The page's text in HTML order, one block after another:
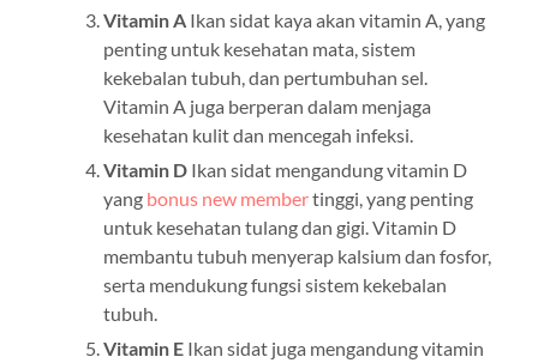
Vitamin AIkan sidat kaya akan vitamin A, yang
penting untuk kesehatan mata, sistem
kekebalan tubuh, dan pertumbuhan sel.
Vitamin A juga berperan dalam menjaga
kesehatan kulit dan mencegah infeksi.
Vitamin DIkan sidat mengandung vitamin D
yang bonus new membertinggi, yang penting
untuk kesehatan tulang dan gigi. Vitamin D
membantu tubuh menyerap kalsium dan fosfor,
serta mendukung fungsi sistem kekebalan
tubuh.
Vitamin EIkan sidat juga mengandung vitamin